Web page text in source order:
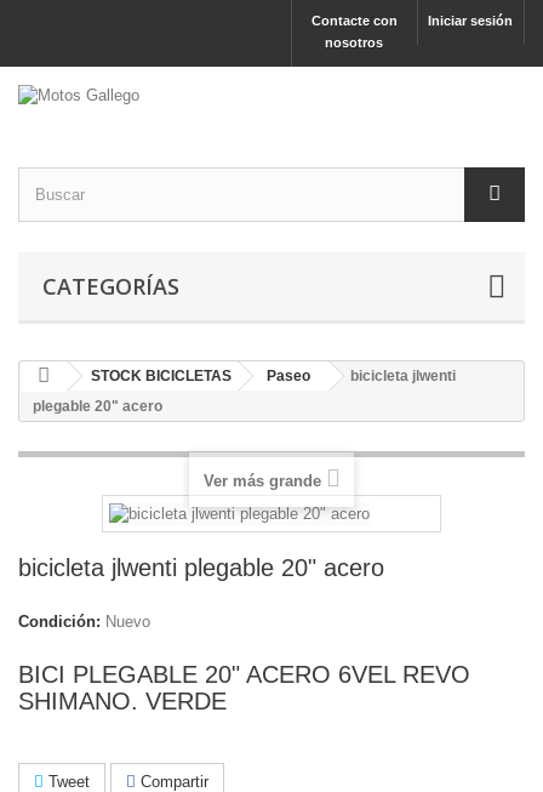
Iniciar sesión
Contacte con
nosotros
CATEGORÍAS
STOCK BICICLETAS Paseo
bicicleta jlwenti
plegable 20" acero
Ver más grande
bicicleta jlwenti plegable 20" acero
Condición: Nuevo
BICI PLEGABLE 20" ACERO 6VEL REVO
SHIMANO. VERDE
Tweet Compartir